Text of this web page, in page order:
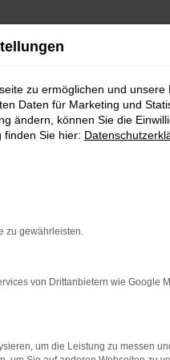
aber immer auch
mit
kennen und
natürlich auch
zu ermöglichen und unsere
Daten für Marketing und
ändern, können Sie die
finden Sie hier:
zu gewährleisten.
von Drittanbietern wie Google
um die Leistung zu messen